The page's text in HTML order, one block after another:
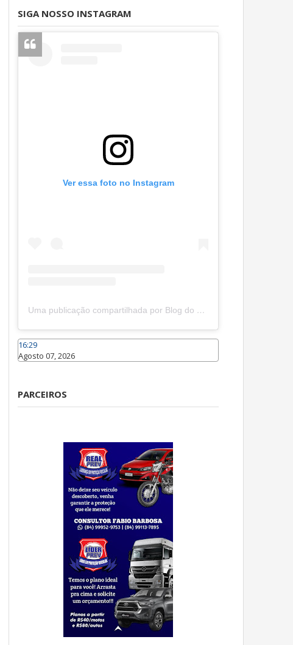
SIGA NOSSO INSTAGRAM
Ver essa foto no Instagram
Uma publicação compartilhada por Blog do João Marcolino (@joaomarcolinoneto)
16:29
Agosto 07, 2026
PARCEIROS